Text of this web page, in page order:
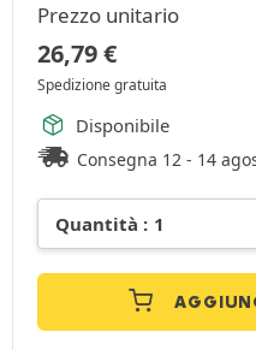
Prezzo unitario
26,79€
Spedizione gratuita
Disponibile
Consegna 12 - 14